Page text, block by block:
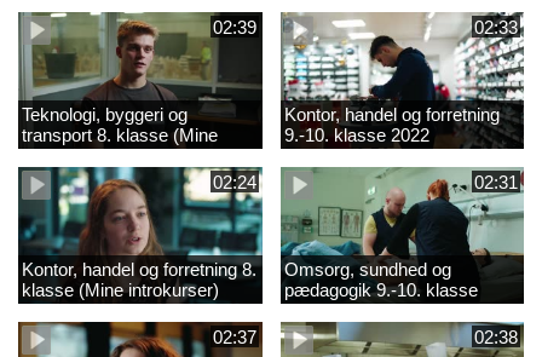
02:39
Teknologi, byggeri og
transport 8. klasse (Mine
introkurser) 2022
02:33
Kontor, handel og forretning
9.-10. klasse 2022
02:24
Kontor, handel og forretning 8.
klasse (Mine introkurser)
2022
02:31
Omsorg, sundhed og
pædagogik 9.-10. klasse
2022
02:37
02:38